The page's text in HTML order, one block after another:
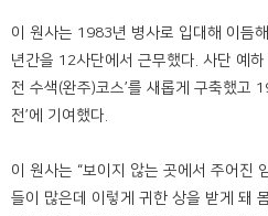
이 원사는 1983년 병사로 입대해 이듬
년간을 12사단에서 근무했다. 사단 예
전 수색(완주)코스’를 새롭게 구축했고
전’에 기여했다.
이 원사는 “보이지 않는 곳에서 주어진
들이 많은데 이렇게 귀한 상을 받게 돼